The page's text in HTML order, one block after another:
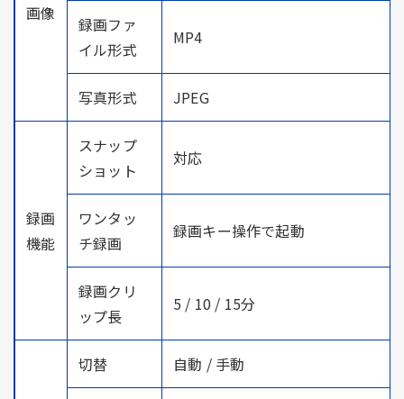
画像
録画ファ
イル形式
MP4
写真形式 JPEG
録画
機能
スナップ
ショット
対応
ワンタッ
チ録画
録画キー操作で起動
録画クリ
ップ長
5 / 10 / 15分
切替 自動 / 手動